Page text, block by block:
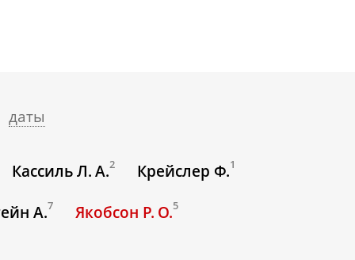
даты
Кассиль Л. А.2 Крейслер Ф.1
А.7 Якобсон Р. О.5